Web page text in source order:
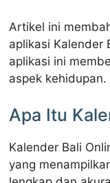
Artikel ini
aplikasi Kalender
aplikasi ini
aspek kehidupan.
Apa Itu
Kalender Bali
yang